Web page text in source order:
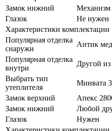
Замок нижний
Механизм
Глазок
Не нужен
Характеристики комплектации
Популярная отделка
снаружи
Антик
Популярная отделка
внутри
Другой из
Выбрать тип
утеплителя
Минвата
Замок верхний
Апекс
Замок нижний
Любой
Глазок
Нужен